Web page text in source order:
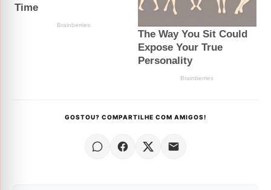
GOSTOU? COMPARTILHE COM AMIGOS!